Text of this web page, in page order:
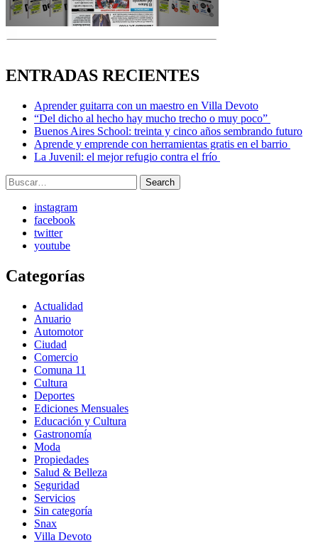
ENTRADAS RECIENTES
Aprender guitarra con un maestro en Villa Devoto
“Del dicho al hecho hay mucho trecho o muy poco”
Buenos Aires School: treinta y cinco años sembrando futuro
Aprende y emprende con herramientas gratis en el barrio
La Juvenil: el mejor refugio contra el frío
Search
for:
Search
instagram
facebook
twitter
youtube
Categorías
Actualidad
Anuario
Automotor
Ciudad
Comercio
Comuna 11
Cultura
Deportes
Ediciones Mensuales
Educación y Cultura
Gastronomía
Moda
Propiedades
Salud & Belleza
Seguridad
Servicios
Sin categoría
Snax
Villa Devoto